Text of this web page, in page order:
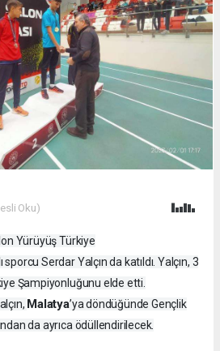
Oku)
Yürüyüş Türkiye
sporcu Serdar Yalçın da katıldı. Yalçın, 3
Şampiyonluğunu elde etti.
Malatya’ya döndüğünde Gençlik
da ayrıca ödüllendirilecek.